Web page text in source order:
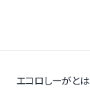
エコロしーがとは